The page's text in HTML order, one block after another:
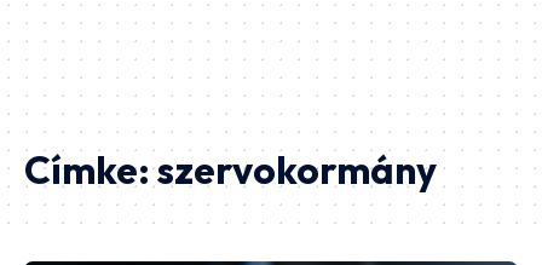
Címke:szervokormány